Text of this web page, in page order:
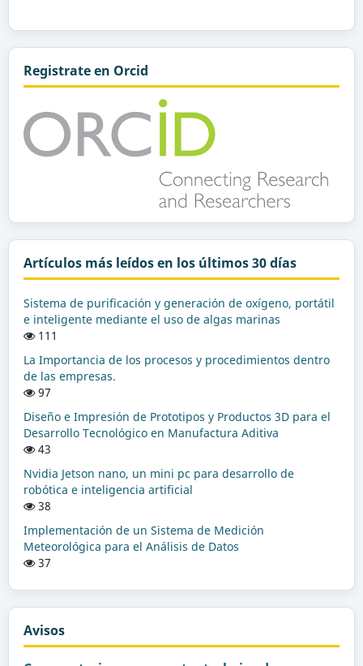
Registrate en Orcid
Artículos más leídos en los últimos 30 días
Sistema de purificación y generación de oxígeno, portátil
e inteligente mediante el uso de algas marinas
111
La Importancia de los procesos y procedimientos dentro
de las empresas.
97
Diseño e Impresión de Prototipos y Productos 3D para el
Desarrollo Tecnológico en Manufactura Aditiva
43
Nvidia Jetson nano, un mini pc para desarrollo de
robótica e inteligencia artificial
38
Implementación de un Sistema de Medición
Meteorológica para el Análisis de Datos
37
Avisos